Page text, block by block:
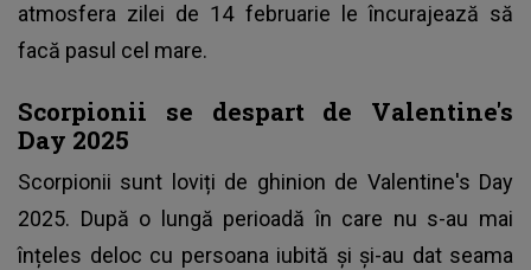
atmosfera zilei de 14 februarie le încurajează să
facă pasul cel mare.
Scorpionii se despart de Valentine's
Day 2025
Scorpionii sunt loviți de ghinion de Valentine's Day
2025. După o lungă perioadă în care nu s-au mai
înțeles deloc cu persoana iubită și și-au dat seama